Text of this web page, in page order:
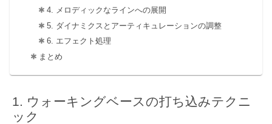
4. メロディックなラインへの展開
5. ダイナミクスとアーティキュレーションの調整
6. エフェクト処理
まとめ
ウォーキングベースの打ち込みテクニ
ック